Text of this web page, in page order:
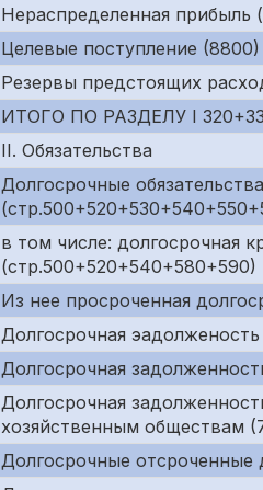
Нераспределенная
Целевые поступление (8800)
Резервы предстоящих
ИТОГО ПО РАЗДЕЛУ I
II. Обязательства
Долгосрочные
в том числе: долгосрочная
(стр.500+520+540+580+590)
Из нее просроченная
Долгосрочная
Долгосрочная
Долгосрочная
хозяйственным обществам
Долгосрочные отсроченные